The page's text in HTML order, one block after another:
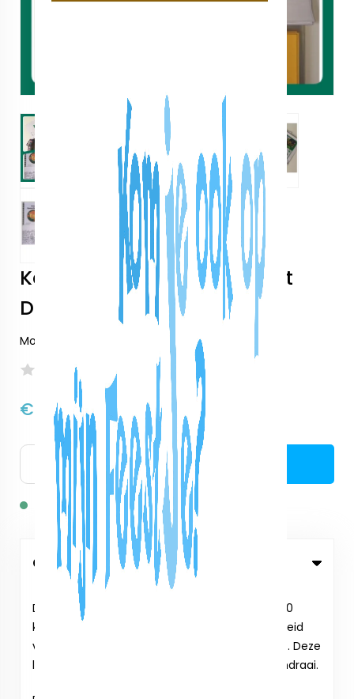
Kant en klaar combipakket
Dino
Model:
Kant en klaar combipakket Dino
Nog niet beoordeeld
€30,50 excl. btw: €25,21
Bestellen
Op voorraad: 2
Omschrijving
De speurtocht en de bingo is standaard voor 10
kinderen, maar kan eenvoudig worden uitgebreid
voor meer kinderen (meerprijs € 1,50 per kind). Deze
leuke speurtocht organiseer je in een handomdraai.